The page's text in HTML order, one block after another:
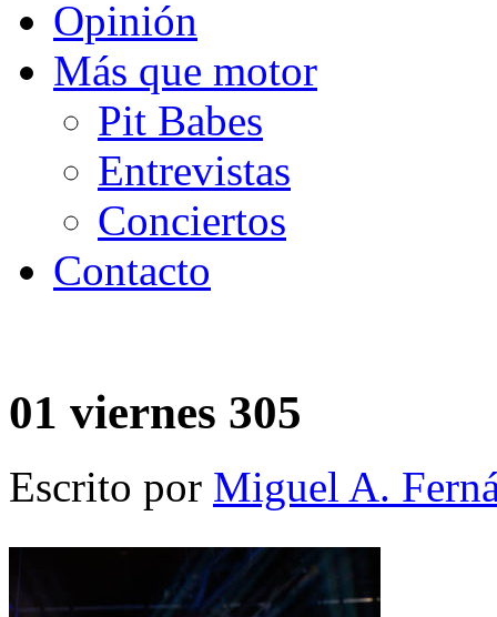
Opinión
Más que motor
Pit Babes
Entrevistas
Conciertos
Contacto
01 viernes 305
Escrito por Miguel A.